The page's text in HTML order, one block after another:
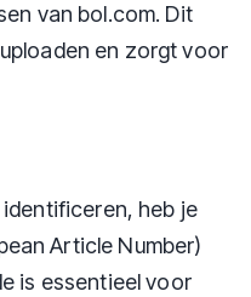
van bol.com. Dit
en zorgt voor
heb je
Article Number)
is essentieel voor